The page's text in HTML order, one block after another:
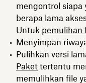
mengontrol siapa
berapa lama
Untuk pemulihan
Menyimpan
Pulihkan versi
Paket tertentu
memulihkan file